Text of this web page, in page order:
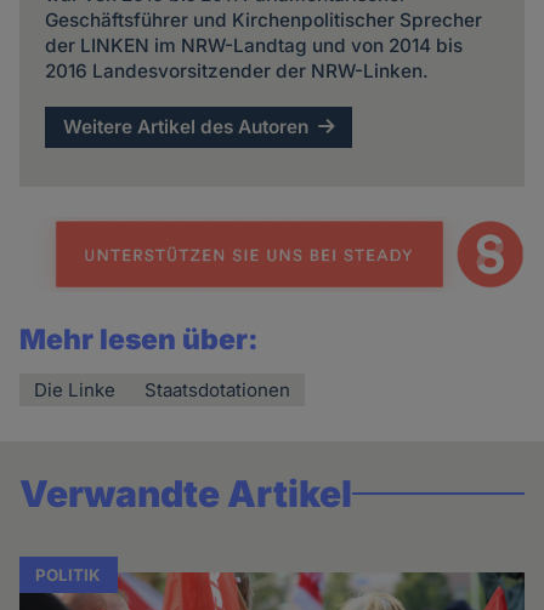
Geschäftsführer und Kirchenpolitischer Sprecher
der LINKEN im NRW-Landtag und von 2014 bis
2016 Landesvorsitzender der NRW-Linken.
Weitere Artikel des Autoren
Mehr lesen über:
Die Linke Staatsdotationen
Verwandte Artikel
POLITIK